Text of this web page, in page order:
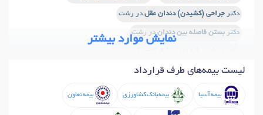
دکتر جراحی (کشیدن) دندان عقل در رشت
دکتر بستن فاصله بین دنداندر رشت
دکترپروفیلاکسی دنداندر رشت
دکتر سفید کردن دندان (بلیچینگ)
نمایش موارد بیشتر
لیست بیمه‌های طرف قرارداد
بیمه آسیا بیمه بانک کشاورزی بیمه تعاون